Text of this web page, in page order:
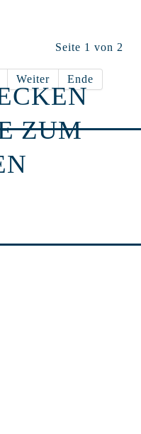
Seite 1 von 2
Weiter Ende
ZUM